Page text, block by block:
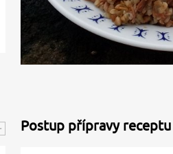
Postup přípravy receptu